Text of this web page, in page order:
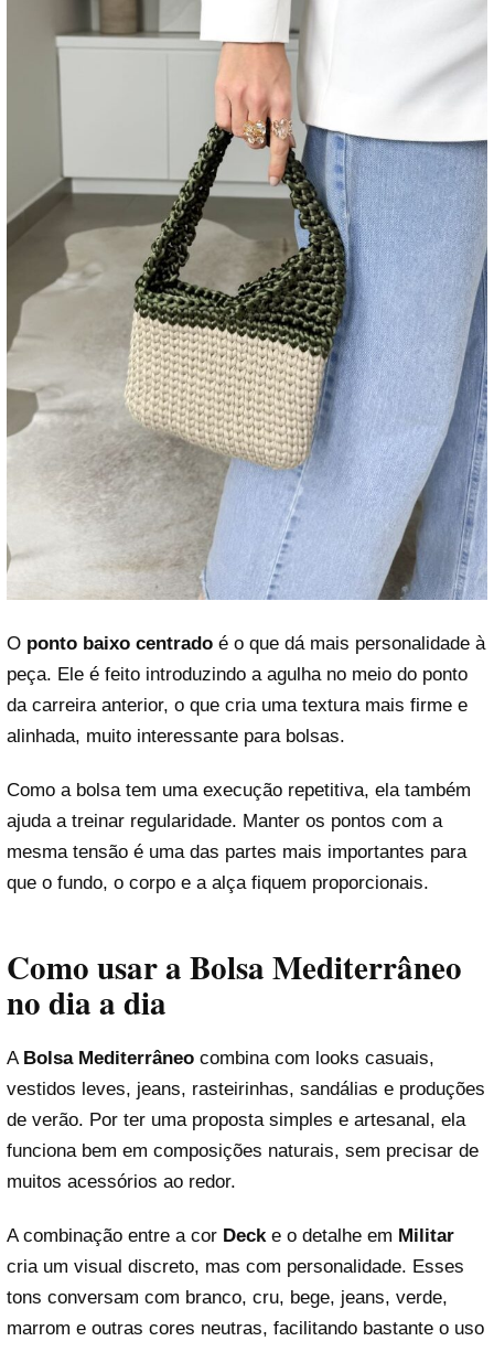
O ponto baixo centrado é o que dá mais personalidade à
peça. Ele é feito introduzindo a agulha no meio do ponto
da carreira anterior, o que cria uma textura mais firme e
alinhada, muito interessante para bolsas.
Como a bolsa tem uma execução repetitiva, ela também
ajuda a treinar regularidade. Manter os pontos com a
mesma tensão é uma das partes mais importantes para
que o fundo, o corpo e a alça fiquem proporcionais.
Como usar a Bolsa Mediterrâneo
no dia a dia
A Bolsa Mediterrâneo combina com looks casuais,
vestidos leves, jeans, rasteirinhas, sandálias e produções
de verão. Por ter uma proposta simples e artesanal, ela
funciona bem em composições naturais, sem precisar de
muitos acessórios ao redor.
A combinação entre a cor Decke o detalhe em Militar
cria um visual discreto, mas com personalidade. Esses
tons conversam com branco, cru, bege, jeans, verde,
marrom e outras cores neutras, facilitando bastante o uso